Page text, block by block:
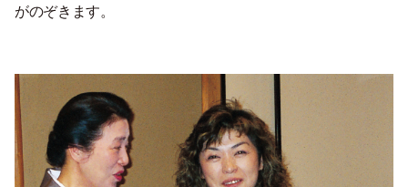
がのぞきます。